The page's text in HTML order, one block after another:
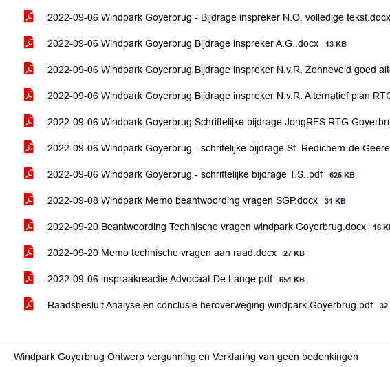
2022-09-06 Windpark Goyerbrug - Bijdrage inspreker N.O. volledige tekst.docx
2022-09-06 Windpark Goyerbrug Bijdrage inspreker A.G..docx 13 KB
2022-09-06 Windpark Goyerbrug Bijdrage inspreker N.v.R. Zonneveld goed
2022-09-06 Windpark Goyerbrug Bijdrage inspreker N.v.R. Alternatief plan
2022-09-06 Windpark Goyerbrug Schriftelijke bijdrage JongRES RTG
2022-09-06 Windpark Goyerbrug - schritelijke bijdrage St. Redichem-de
2022-09-06 Windpark Goyerbrug - schriftelijke bijdrage T.S..pdf 625 KB
2022-09-08 Windpark Memo beantwoording vragen SGP.docx 31 KB
2022-09-20 Beantwoording Technische vragen windpark Goyerbrug.docx 16
2022-09-20 Memo technische vragen aan raad.docx 27 KB
2022-09-06 inspraakreactie Advocaat De Lange.pdf 651 KB
Raadsbesluit Analyse en conclusie heroverweging windpark Goyerbrug.pdf 32
Windpark Goyerbrug Ontwerp vergunning en Verklaring van geen bedenkingen